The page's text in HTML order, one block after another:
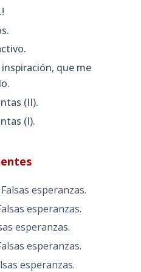
que me
(II).
(I).
esperanzas.
esperanzas.
esperanzas.
esperanzas.
esperanzas.